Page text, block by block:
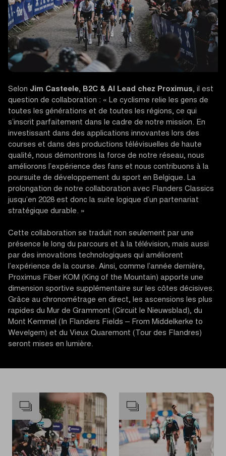
Selon Jim Casteele, B2C & AI Lead chez Proximus, il est
question de collaboration : « Le cyclisme relie les gens de
toutes les générations et de toutes les régions, ce qui
s’inscrit parfaitement dans le cadre de notre mission. En
investissant dans des applications innovantes lors des
courses et dans des productions télévisuelles de haute
qualité, nous démontrons la force de notre réseau, nous
améliorons l’expérience des fans et nous contribuons à la
poursuite de développement du sport en Belgique. La
prolongation de notre collaboration avec Flanders Classics
jusqu’en 2028 est donc la suite logique d’un partenariat
stratégique durable. »
Cette collaboration se traduit non seulement par une
présence le long du parcours et à la télévision, mais aussi
par des innovations technologiques qui améliorent
l’expérience de la course. Ainsi, comme l’année dernière,
Proximus Fiber KOM (King of the Mountain) apporte une
dimension sportive supplémentaire sur les côtes décisives.
Grâce au chronométrage en direct, les ascensions les plus
rapides du Mur de Grammont (Circuit le Nieuwsblad), du
Mont Kemmel (In Flanders Fields – From Middelkerke to
Wevelgem) et du Vieux Quaremont (Tour des Flandres)
seront mises en lumière.